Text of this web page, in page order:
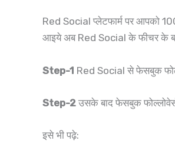
Red Social प्लेटफार्म पर आपको
आइये अब Red Social के फीचर के
Step-1 Red Social से फेसबुक
Step-2 उसके बाद फेसबुक
इसे भी पढ़े: